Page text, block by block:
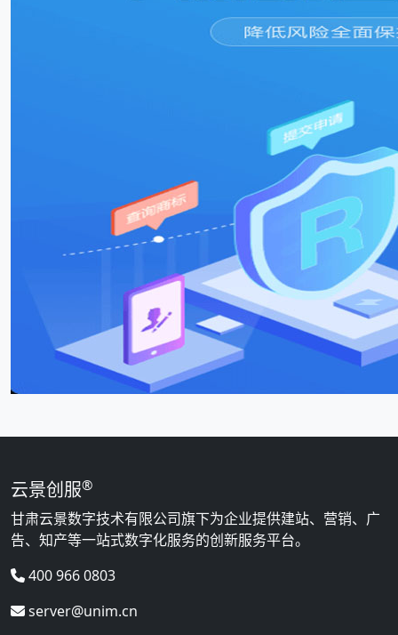
云景创服®
甘肃云景数字技术有限公司旗下为企业提供建站、营销、广
告、知产等一站式数字化服务的创新服务平台。
400 966 0803
server@unim.cn